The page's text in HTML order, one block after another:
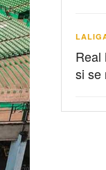
Real
si se